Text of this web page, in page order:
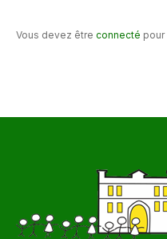
Vous devez être connecté pour